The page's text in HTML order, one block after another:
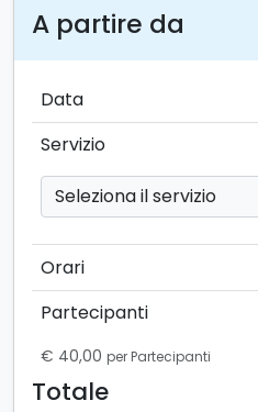
A partire da
Data
Servizio
Orari
Partecipanti
€ 40,00 per Partecipanti
Totale